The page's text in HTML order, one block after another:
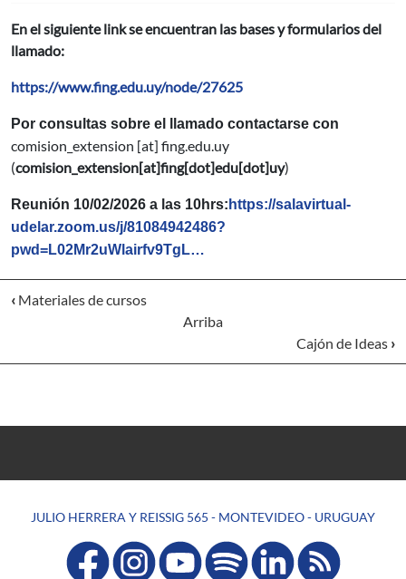
En el siguiente link se encuentran las bases y formularios del
llamado:
https://www.fing.edu.uy/node/27625
Por consultas sobre el llamado contactarse con
comision_extension [at] fing.edu.uy
(comision_extension[at]fing[dot]edu[dot]uy)
Reunión 10/02/2026 a las 10hrs: https://salavirtual-
udelar.zoom.us/j/81084942486?
pwd=L02Mr2uWlairfv9TgL…
‹ Materiales de cursos
Arriba
Cajón de Ideas ›
JULIO HERRERA Y REISSIG 565 - MONTEVIDEO - URUGUAY